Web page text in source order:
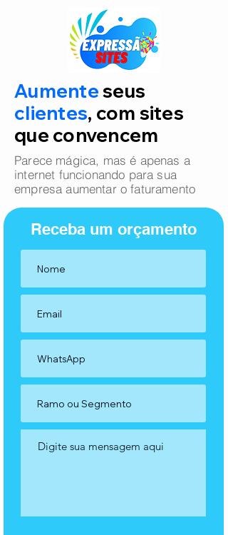
Aumenteseus
clientes, com sites
que convencem
Parece mágica, mas é apenas a
internet funcionando para sua
empresa aumentar o faturamento
Receba um orçamento